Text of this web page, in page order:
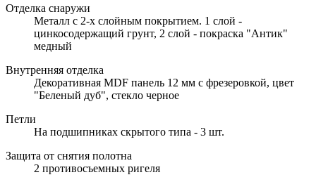
Отделка снаружи
Металл с 2-х слойным покрытием. 1 слой -
цинкосодержащий грунт, 2 слой - покраска "Антик"
медный
Внутренняя отделка
Декоративная MDF панель 12 мм с фрезеровкой, цвет
"Беленый дуб", стекло черное
Петли
На подшипниках скрытого типа - 3 шт.
Защита от снятия полотна
2 противосъемных ригеля